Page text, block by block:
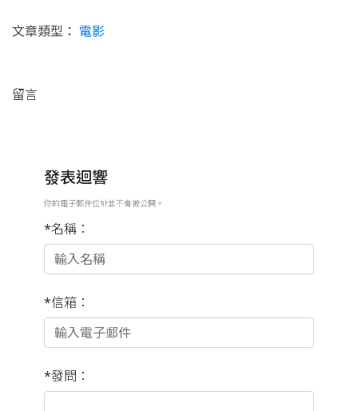
文章類型： 電影
留言
發表迴響
你的電子郵件位址並不會被公開。
*名稱：
*信箱：
*發問：